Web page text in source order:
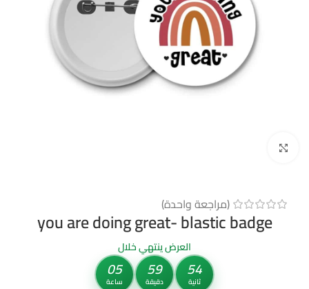
(مراجعة واحدة)
you are doing great- blastic badge
العرض ينتهي خلال
05
ساعة
59
دقيقة
53
ثانية